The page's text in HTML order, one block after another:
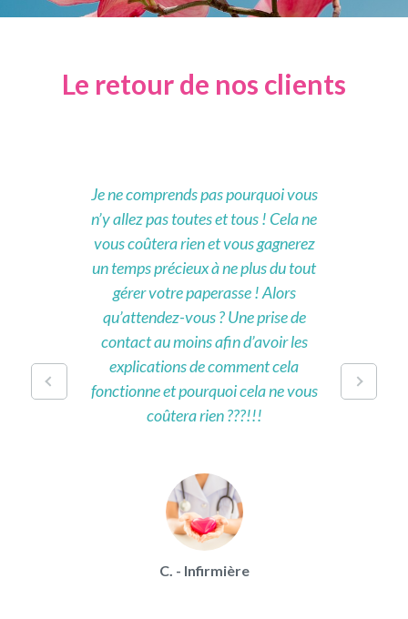
Le retour de nos clients
Je ne comprends pas pourquoi vous
n’y allez pas toutes et tous ! Cela ne
vous coûtera rien et vous gagnerez
un temps précieux à ne plus du tout
gérer votre paperasse ! Alors
qu’attendez-vous ? Une prise de
contact au moins afin d’avoir les
explications de comment cela
fonctionne et pourquoi cela ne vous
coûtera rien ???!!!
C. - Infirmière